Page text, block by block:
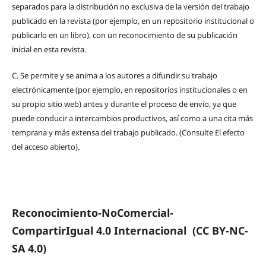
separados para la distribución no exclusiva de la versión del trabajo
publicado en la revista (por ejemplo, en un repositorio institucional o
publicarlo en un libro), con un reconocimiento de su publicación
inicial en esta revista.
C.Se permite y se anima a los autores a difundir su trabajo
electrónicamente (por ejemplo, en repositorios institucionales o en
su propio sitio web) antes y durante el proceso de envío, ya que
puede conducir a intercambios productivos, así como a una cita más
temprana y más extensa del trabajo publicado. (Consulte El efecto
del acceso abierto).
Reconocimiento-NoComercial-
CompartirIgual 4.0 Internacional (CC BY-NC-
SA 4.0)